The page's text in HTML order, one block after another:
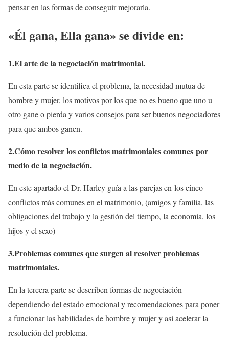
pensar en las formas de conseguir mejorarla.
«Él gana, Ella gana» se divide en:
1.El arte de la negociación matrimonial.
En esta parte se identifica el problema, la necesidad mutua de
hombre y mujer, los motivos por los que no es bueno que uno u
otro gane o pierda y varios consejos para ser buenos negociadores
para que ambos ganen.
2.Cómo resolver los conflictos matrimoniales comunes por
medio de la negociación.
En este apartado el Dr. Harley guía a las parejas en los cinco
conflictos más comunes en el matrimonio, (amigos y familia, las
obligaciones del trabajo y la gestión del tiempo, la economía, los
hijos y el sexo)
3.Problemas comunes que surgen al resolver problemas
matrimoniales.
En la tercera parte se describen formas de negociación
dependiendo del estado emocional y recomendaciones para poner
a funcionar las habilidades de hombre y mujer y así acelerar la
resolución del problema.